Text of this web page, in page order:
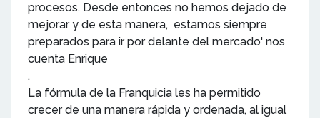
procesos. Desde entonces no hemos dejado de
mejorar y de esta manera, estamos siempre
preparados para ir por delante del mercado' nos
cuenta Enrique
.
La fórmula de la Franquicia les ha permitido
crecer de una manera rápida y ordenada, al igual